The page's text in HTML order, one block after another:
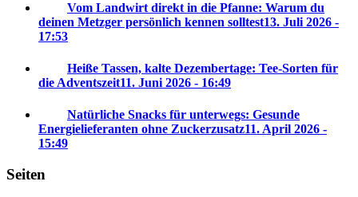
Vom Landwirt direkt in die Pfanne: Warum du
deinen Metzger persönlich kennen solltest13. Juli 2026 -
17:53
Heiße Tassen, kalte Dezembertage: Tee-Sorten für
die Adventszeit11. Juni 2026 - 16:49
Natürliche Snacks für unterwegs: Gesunde
Energielieferanten ohne Zuckerzusatz11. April 2026 -
15:49
Seiten